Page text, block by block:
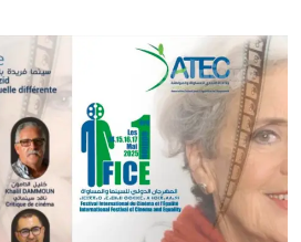
Email